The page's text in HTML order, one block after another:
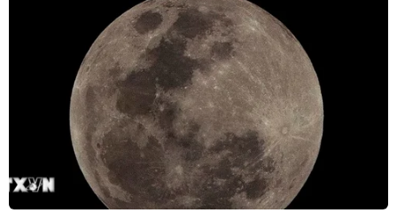
FAHASA và iiGEN mang “thế
giới nhân vật” đến mùa tựu trường
31/07/2026 14:43
Nhan sắc Yến Nhi trước "giờ G" trao
lại vương miện cho người kế nhiệm
31/07/2026 05:27